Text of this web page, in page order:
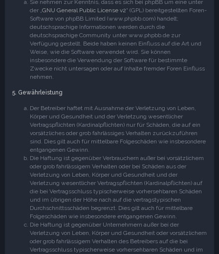
Sie nehmen zur Kenntnis, dass es sich bei phpBB um eine unter
der „GNU General Public License v2“ (GPL) bereitgestellten Foren-
Software von phpBB Limited (www.phpbb.com) handelt;
deutschsprachige Informationen werden durch die
deutschsprachige Community unter www.phpbb.de zur
Verfügung gestellt. Beide haben keinen Einfluss auf die Art und
Weise, wie die Software verwendet wird. Sie können
insbesondere die Verwendung der Software für bestimmte
Zwecke nicht untersagen oder auf Inhalte fremder Foren Einfluss
nehmen.
5. Gewährleistung
Der Betreiber haftet mit Ausnahme der Verletzung von Leben,
Körper und Gesundheit und der Verletzung wesentlicher
Vertragspflichten (Kardinalpflichten) nur für Schäden, die auf ein
vorsätzliches oder grob fahrlässiges Verhalten zurückzuführen
sind. Dies gilt auch für mittelbare Folgeschäden wie insbesondere
entgangenen Gewinn.
Die Haftung ist gegenüber Verbrauchern außer bei vorsätzlichem
oder grob fahrlässigem Verhalten oder bei Schäden aus der
Verletzung von Leben, Körper und Gesundheit und der
Verletzung wesentlicher Vertragspflichten (Kardinalpflichten) auf
die bei Vertragsschluss typischerweise vorhersehbaren Schäden
und im übrigen der Höhe nach auf die vertragstypischen
Durchschnittsschäden begrenzt. Dies gilt auch für mittelbare
Folgeschäden wie insbesondere entgangenen Gewinn.
Die Haftung ist gegenüber Unternehmern außer bei der
Verletzung von Leben, Körper und Gesundheit oder vorsätzlichem
oder grob fahrlässigem Verhalten des Betreibers auf die bei
Vertragsschluss typischerweise vorhersehbaren Schäden und im